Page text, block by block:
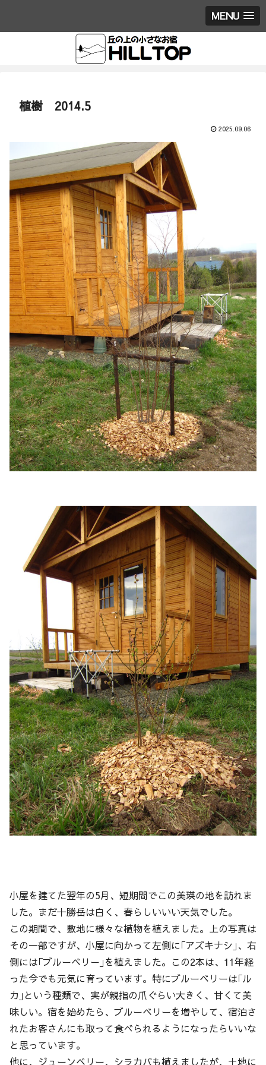
MENU
植樹 2014.5
2025.09.06
小屋を建てた翌年の5月、短期間でこの美瑛の地を訪れま
した。まだ十勝岳は白く、春らしいいい天気でした。
この期間で、敷地に様々な植物を植えました。上の写真は
その一部ですが、小屋に向かって左側に｢アズキナシ｣、右
側には｢ブルーベリー｣を植えました。この2本は、11年経
った今でも元気に育っています。特にブルーベリーは｢ル
カ｣という種類で、実が親指の爪ぐらい大きく、甘くて美
味しい。宿を始めたら、ブルーベリーを増やして、宿泊さ
れたお客さんにも取って食べられるようになったらいいな
と思っています。
他に、ジューンベリー、シラカバも植えましたが、土地に